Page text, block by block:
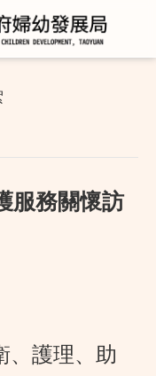
服務關懷訪
、護理、助